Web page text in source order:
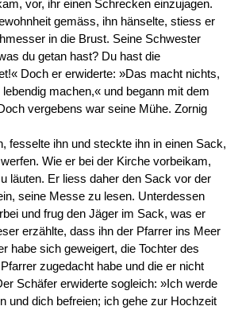
vor, ihr einen Schrecken einzujagen.
gemäss, ihn hänselte, stiess er
in die Brust. Seine Schwester
du getan hast? Du hast die
Doch er erwiderte: »Das macht nichts,
machen,« und begann mit dem
vergebens war seine Mühe. Zornig
fesselte ihn und steckte ihn in einen Sack,
Wie er bei der Kirche vorbeikam,
läuten. Er liess daher den Sack vor der
seine Messe zu lesen. Unterdessen
und frug den Jäger im Sack, was er
erzählte, dass ihn der Pfarrer ins Meer
habe sich geweigert, die Tochter des
zugedacht habe und die er nicht
Schäfer erwiderte sogleich: »Ich werde
und dich befreien; ich gehe zur Hochzeit